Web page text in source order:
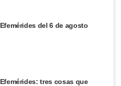
Efemérides del 6 de agosto
Efemérides: tres cosas que